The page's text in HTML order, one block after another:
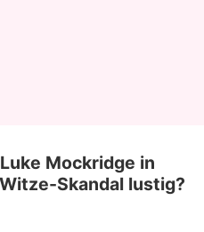
Mockridge in
Skandal lustig?